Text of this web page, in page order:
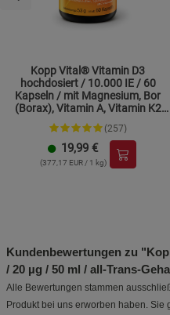
Kopp Vital® Vitamin D3
hochdosiert / 10.000 IE / 60
Kapseln / mit Magnesium, Bor
(Borax), Vitamin A, Vitamin K2
und Zink
(257)
19,99 €
(377,17 EUR / 1 kg)
Kundenbewertungen zu
/ 20 µg / 50 ml / all-Trans-
Alle Bewertungen stammen
Produkt bei uns erworben haben.